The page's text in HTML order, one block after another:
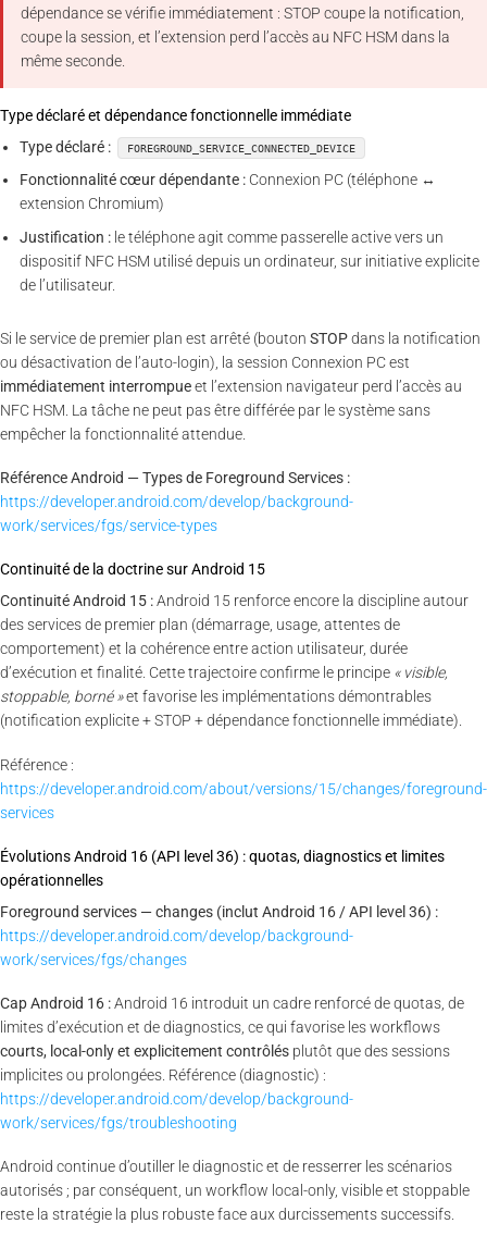
dépendance se vérifie immédiatement : STOP coupe la notification,
coupe la session, et l’extension perd l’accès au NFC HSM dans la
même seconde.
Type déclaré et dépendance fonctionnelle immédiate
Type déclaré :
FOREGROUND_SERVICE_CONNECTED_DEVICE
Fonctionnalité cœur dépendante : Connexion PC (téléphone ↔
extension Chromium)
Justification : le téléphone agit comme passerelle active vers un
dispositif NFC HSM utilisé depuis un ordinateur, sur initiative explicite
de l’utilisateur.
Si le service de premier plan est arrêté (bouton STOPdans la notification
ou désactivation de l’auto-login), la session Connexion PC est
immédiatement interrompueet l’extension navigateur perd l’accès au
NFC HSM. La tâche ne peut pas être différée par le système sans
empêcher la fonctionnalité attendue.
Référence Android — Types de Foreground Services :
https://developer.android.com/develop/background-
work/services/fgs/service-types
Continuité de la doctrine sur Android 15
Continuité Android 15 :Android 15 renforce encore la discipline autour
des services de premier plan (démarrage, usage, attentes de
comportement) et la cohérence entre action utilisateur, durée
d’exécution et finalité. Cette trajectoire confirme le principe « visible,
stoppable, borné »et favorise les implémentations démontrables
(notification explicite + STOP + dépendance fonctionnelle immédiate).
Référence :
https://developer.android.com/about/versions/15/changes/foreground-
services
Évolutions Android 16 (API level 36) : quotas, diagnostics et limites
opérationnelles
Foreground services — changes (inclut Android 16 / API level 36) :
https://developer.android.com/develop/background-
work/services/fgs/changes
Cap Android 16 :Android 16 introduit un cadre renforcé de quotas, de
limites d’exécution et de diagnostics, ce qui favorise les workflows
courts, local-only et explicitement contrôlés plutôt que des sessions
implicites ou prolongées. Référence (diagnostic) :
https://developer.android.com/develop/background-
work/services/fgs/troubleshooting
Android continue d’outiller le diagnostic et de resserrer les scénarios
autorisés ; par conséquent, un workflow local-only, visible et stoppable
reste la stratégie la plus robuste face aux durcissements successifs.